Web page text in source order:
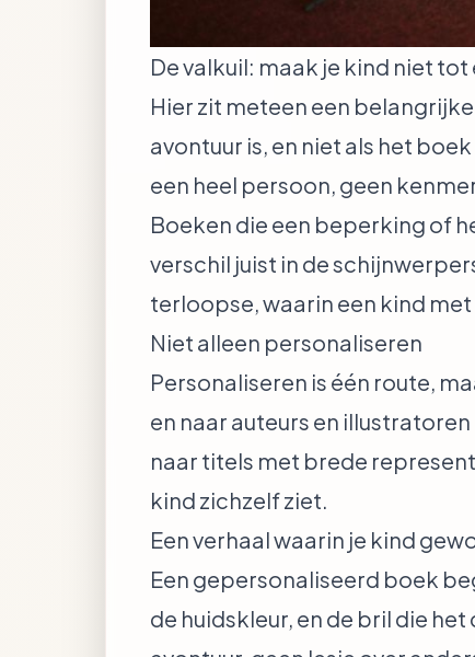
De valkuil: maak je kind niet
Hier zit meteen een
avontuur is, en niet als het
een heel persoon, geen
Boeken die een beperking of
verschil juist in de
terloopse, waarin een kind
Niet alleen personaliseren
Personaliseren is één route,
en naar auteurs en
naar titels met brede
kind zichzelf ziet.
Een verhaal waarin je kind
Een gepersonaliseerd boek
de huidskleur, en de bril die